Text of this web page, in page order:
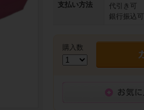
支払い方法
代引き可
銀行振込可
購入数